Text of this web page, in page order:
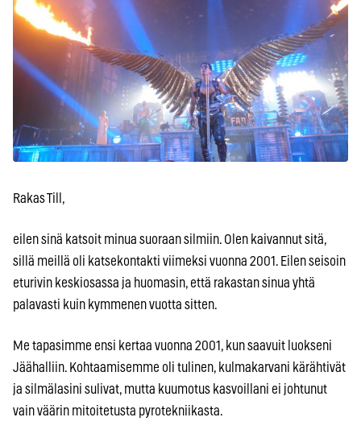
Rakas Till,
eilen sinä katsoit minua suoraan silmiin. Olen kaivannut sitä,
sillä meillä oli katsekontakti viimeksi vuonna 2001. Eilen seisoin
eturivin keskiosassa ja huomasin, että rakastan sinua yhtä
palavasti kuin kymmenen vuotta sitten.
Me tapasimme ensi kertaa vuonna 2001, kun saavuit luokseni
Jäähalliin. Kohtaamisemme oli tulinen, kulmakarvani kärähtivät
ja silmälasini sulivat, mutta kuumotus kasvoillani ei johtunut
vain väärin mitoitetusta pyrotekniikasta.